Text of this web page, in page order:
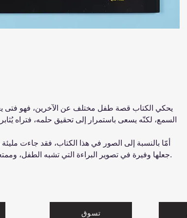
يحكي الكتاب قصة طفل مختلف عن الآخرين، فهو فتى
السمع، لكنّه يسعى باستمرار إلى تحقيق حلمه، فتراه
أمّا بالنسبة إلى الصور في هذا الكتاب، فقد جاءت مليئة
جعلها وفيرة في تصوير البراءة التي تشبه الطفل، وممتعة للغاية عند القراءة.
تسوق